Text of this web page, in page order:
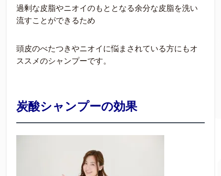
過剰な皮脂やニオイのもととなる余分な皮脂を洗い
流すことができるため
頭皮のべたつきやニオイに悩まされている方にもオ
ススメのシャンプーです。
炭酸シャンプーの効果